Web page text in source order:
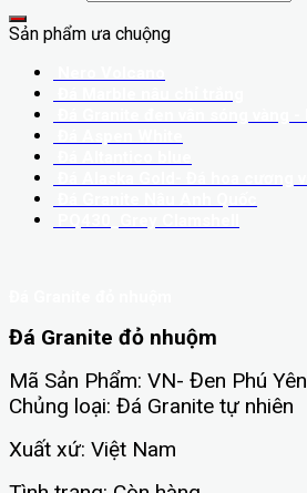
Sản phẩm ưa chuộng
Đá Granite đỏ nhuộm
Mã Sản Phẩm: VN- Đen Phú Yên
Chủng loại: Đá Granite tự nhiên
Xuất xứ: Việt Nam